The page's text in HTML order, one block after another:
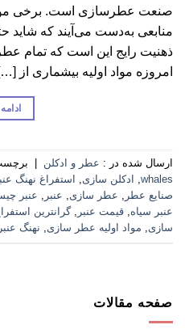
صنعت عطرسازی است. برخی
منابعی به‌دست می‌آیند که
ذهنیت رایج این است که تمام
امروزه مواد اولیه بیشماری از
ادامه
ارسال شده در : عطر و ادکلن
whales
, ادکلن سازی, استفراغ نهنگ
صنایع عطر , عطر سازی, عنبر , عنبر
عنبر سیاه, قیمت عنبر ,گرانترین
سازی, مواد اولیه عطر سازی, نهنگ عنبر
صفحه مقالات